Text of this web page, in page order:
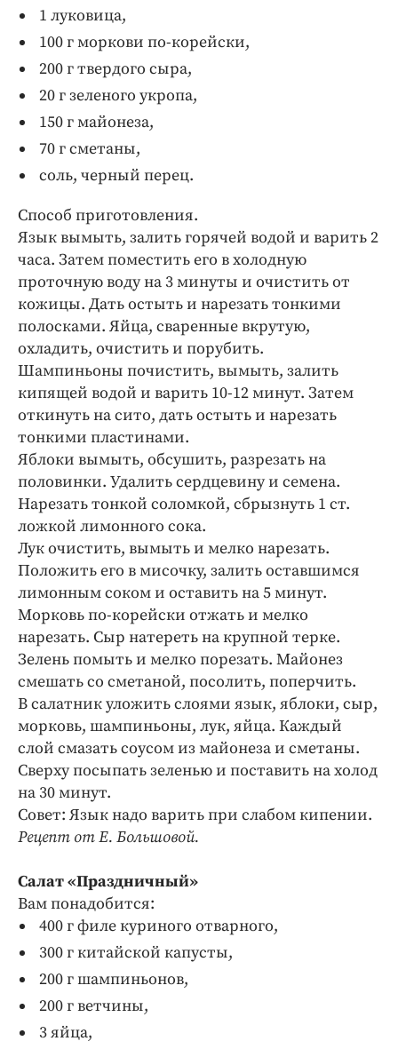
1 луковица,
100 г моркови по-корейски,
200 г твердого сыра,
20 г зеленого укропа,
150 г майонеза,
70 г сметаны,
соль, черный перец.
Способ приготовления.
Язык вымыть, залить горячей водой и варить 2
часа. Затем поместить его в холодную
проточную воду на 3 минуты и очистить от
кожицы. Дать остыть и нарезать тонкими
полосками. Яйца, сваренные вкрутую,
охладить, очистить и порубить.
Шампиньоны почистить, вымыть, залить
кипящей водой и варить 10-12 минут. Затем
откинуть на сито, дать остыть и нарезать
тонкими пластинами.
Яблоки вымыть, обсушить, разрезать на
половинки. Удалить сердцевину и семена.
Нарезать тонкой соломкой, сбрызнуть 1 ст.
ложкой лимонного сока.
Лук очистить, вымыть и мелко нарезать.
Положить его в мисочку, залить оставшимся
лимонным соком и оставить на 5 минут.
Морковь по-корейски отжать и мелко
нарезать. Сыр натереть на крупной терке.
Зелень помыть и мелко порезать. Майонез
смешать со сметаной, посолить, поперчить.
В салатник уложить слоями язык, яблоки, сыр,
морковь, шампиньоны, лук, яйца. Каждый
слой смазать соусом из майонеза и сметаны.
Сверху посыпать зеленью и поставить на холод
на 30 минут.
Совет: Язык надо варить при слабом кипении.
Рецепт от Е. Большовой.
Салат «Праздничный»
Вам понадобится:
400 г филе куриного отварного,
300 г китайской капусты,
200 г шампиньонов,
200 г ветчины,
3 яйца,